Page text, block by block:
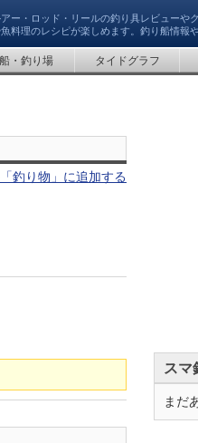
アー・ロッド・リールの釣り具レビューや
料理のレシピが楽しめます。釣り船情報
・釣り場 タイドグラフ
釣り物」に追加する
スマ
まだ